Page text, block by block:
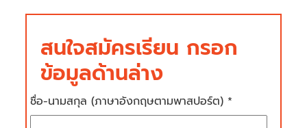
สนใจสมัครเรียน กรอก
ข้อมูลด้านล่าง
ชื่อ-นามสกุล (ภาษาอังกฤษตามพาสปอร์ต) *